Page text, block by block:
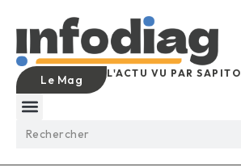
Le Mag L'ACTU VU PAR SAPITO